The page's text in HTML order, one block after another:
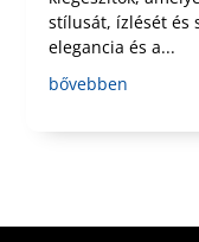
stílusát, ízlését és
elegancia és a...
bővebben